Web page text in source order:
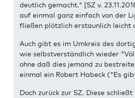
deutlich gemacht." [SZ v.
auf einmal ganz einfach von der
fließen plötzlich erstaunlich leicht
Auch gibt es im Umkreis des
wie selbstverständlich wieder
ohne daß dies jemand zu
einmal ein Robert Habeck ("Es
Doch zurück zur SZ. Diese